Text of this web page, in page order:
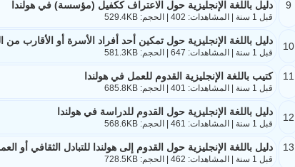
9 دليل باللغة الإنجليزية حول الاعتراف ككفيل (مؤسسة) في هولندا
قبل 1 سنة | المشاهدات: 402 | الحجم: 529.4KB
10 دليل باللغة الإنجليزية حول تمكين أحد أفراد الأسرة أو الأقارب من
قبل 1 سنة | المشاهدات: 647 | الحجم: 581.3KB
11 كتيب باللغة الإنجليزية القدوم للعمل في هولندا
قبل 1 سنة | المشاهدات: 401 | الحجم: 685.8KB
12 دليل باللغة الإنجليزية حول القدوم للدراسة في هولندا
قبل 1 سنة | المشاهدات: 461 | الحجم: 568.6KB
13 دليل باللغة الإنجليزية حول القدوم إلى هولندا للتبادل الثقافي أو
قبل 1 سنة | المشاهدات: 462 | الحجم: 728.5KB